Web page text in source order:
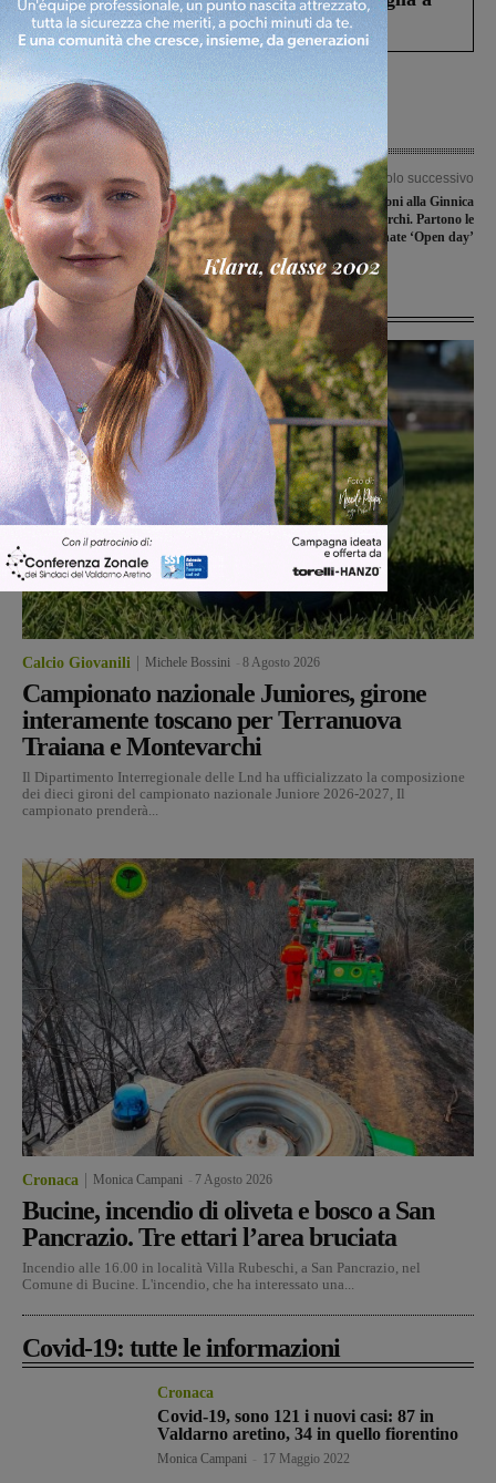
Levane nel 2020
Articolo precedente
Moby Dick Festival: “La vita
davanti” è il tema della quarta
edizione
Articolo successivo
Al via le preiscrizioni alla Ginnica
Giglio di Montevarchi. Partono le
giornate ‘Open day’
Ultime Notizie
Calcio Giovanili Michele Bossini 8 Agosto 2026
Campionato nazionale Juniores, girone
interamente toscano per Terranuova
Traiana e Montevarchi
Il Dipartimento Interregionale delle Lnd ha ufficializzato la composizione
dei dieci gironi del campionato nazionale Juniore 2026-2027, Il
campionato prenderà...
Cronaca Monica Campani 7 Agosto 2026
Bucine, incendio di oliveta e bosco a San
Pancrazio. Tre ettari l’area bruciata
Incendio alle 16.00 in località Villa Rubeschi, a San Pancrazio, nel
Comune di Bucine. L'incendio, che ha interessato una...
Covid-19: tutte le informazioni
Cronaca
Covid-19, sono 121 i nuovi casi: 87 in
Valdarno aretino, 34 in quello fiorentino
Monica Campani 17 Maggio 2022